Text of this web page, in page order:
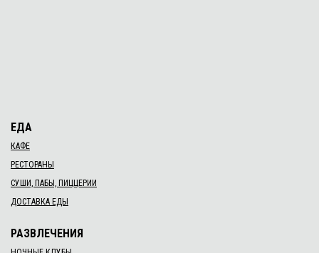
ЕДА
КАФЕ
РЕСТОРАНЫ
СУШИ, ПАБЫ, ПИЦЦЕРИИ
ДОСТАВКА ЕДЫ
РАЗВЛЕЧЕНИЯ